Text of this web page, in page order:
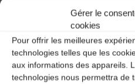
Gérer le
cookies
Pour offrir les meilleures
technologies telles que les
aux informations des appareils.
technologies nous permettra de